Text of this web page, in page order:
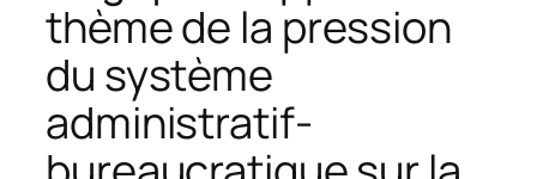
thème de la pression
du système
administratif-